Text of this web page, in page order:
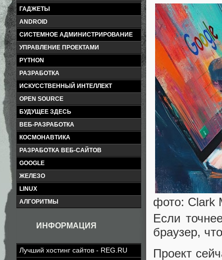
ГАДЖЕТЫ
ANDROID
СИСТЕМНОЕ АДМИНИСТРИРОВАНИЕ
УПРАВЛЕНИЕ ПРОЕКТАМИ
PYTHON
РАЗРАБОТКА
ИСКУССТВЕННЫЙ ИНТЕЛЛЕКТ
OPEN SOURCE
БУДУЩЕЕ ЗДЕСЬ
ВЕБ-РАЗРАБОТКА
КОСМОНАВТИКА
РАЗРАБОТКА ВЕБ-САЙТОВ
GOOGLE
ЖЕЛЕЗО
LINUX
АЛГОРИТМЫ
ИНФОРМАЦИЯ
Лучший хостинг сайтов - REG.RU
фото: Clark
Если
браузер,
Проект